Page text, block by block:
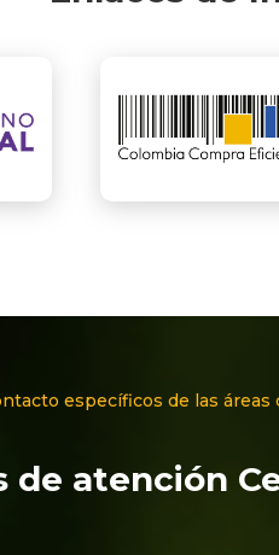
específicos de las
de atención